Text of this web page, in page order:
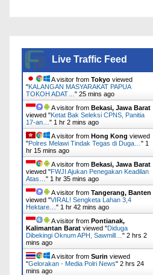
Live Traffic Feed
A visitor from Tokyo viewed
"KALANGAN MASYARAKAT PAPUA
TOKOH ADAT… " 25 mins ago
A visitor from Bekasi, Jawa Barat
viewed "Ketat Bak Seleksi CPNS, Panitia
17-an… " 1 hr 2 mins ago
A visitor from Hong Kong viewed
"Polres Melawi Tindak Tegas di Duga… " 1
hr 15 mins ago
A visitor from Bekasi, Jawa Barat
viewed "FWJI Ajukan Penegakan Keadilan
Atas… " 1 hr 35 mins ago
A visitor from Tangerang, Banten
viewed "VIRAL! Sengketa Lahan 3,4
Hektare… " 1 hr 42 mins ago
A visitor from Pontianak,
Kalimantan Barat viewed "Diduga
Dibekingi Oknum APH, Sawmill… " 2 hrs 2
mins ago
A visitor from Surin viewed
"Gelorakan - Media Polri News" 2 hrs 24
mins ago